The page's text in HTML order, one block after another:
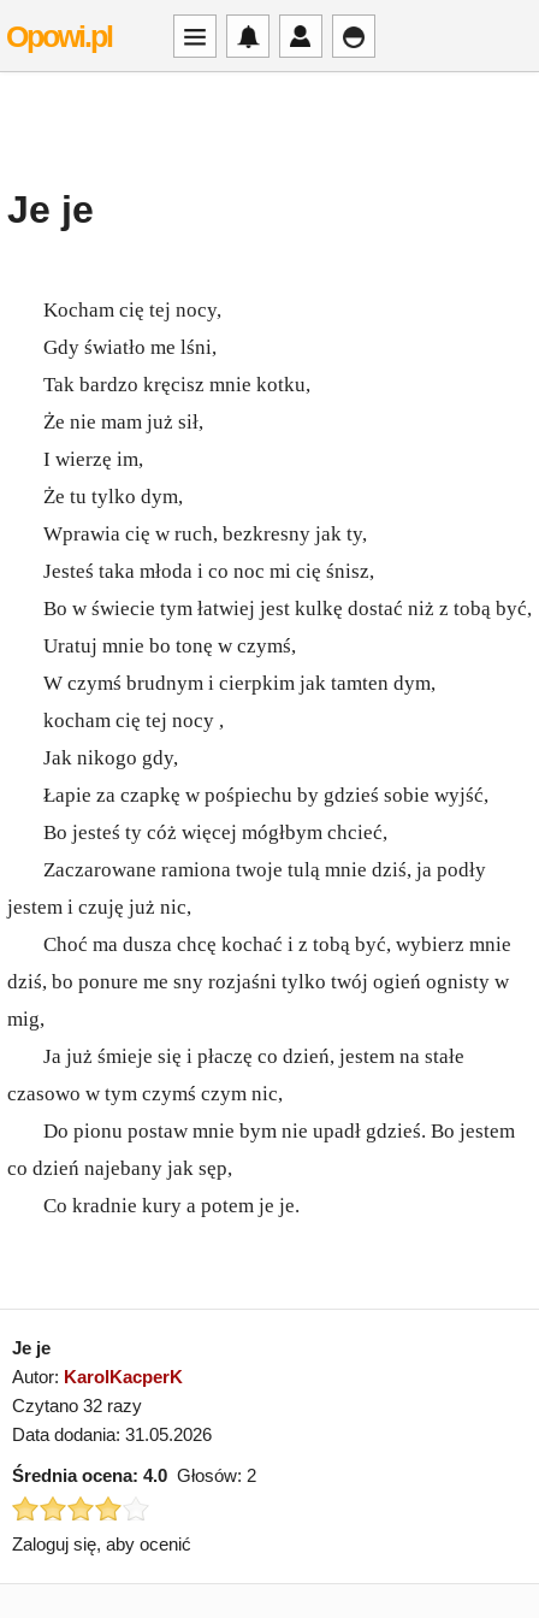
Opowi.pl
Je je
Kocham cię tej nocy,
Gdy światło me lśni,
Tak bardzo kręcisz mnie kotku,
Że nie mam już sił,
I wierzę im,
Że tu tylko dym,
Wprawia cię w ruch, bezkresny jak ty,
Jesteś taka młoda i co noc mi cię śnisz,
Bo w świecie tym łatwiej jest kulkę dostać niż z tobą być,
Uratuj mnie bo tonę w czymś,
W czymś brudnym i cierpkim jak tamten dym,
kocham cię tej nocy ,
Jak nikogo gdy,
Łapie za czapkę w pośpiechu by gdzieś sobie wyjść,
Bo jesteś ty cóż więcej mógłbym chcieć,
Zaczarowane ramiona twoje tulą mnie dziś, ja podły
jestem i czuję już nic,
Choć ma dusza chcę kochać i z tobą być, wybierz mnie
dziś, bo ponure me sny rozjaśni tylko twój ogień ognisty w
mig,
Ja już śmieje się i płaczę co dzień, jestem na stałe
czasowo w tym czymś czym nic,
Do pionu postaw mnie bym nie upadł gdzieś. Bo jestem
co dzień najebany jak sęp,
Co kradnie kury a potem je je.
Je je
Autor: KarolKacperK
Czytano 32 razy
Data dodania: 31.05.2026
Średnia ocena: 4.0 Głosów: 2
Zaloguj się, aby ocenić